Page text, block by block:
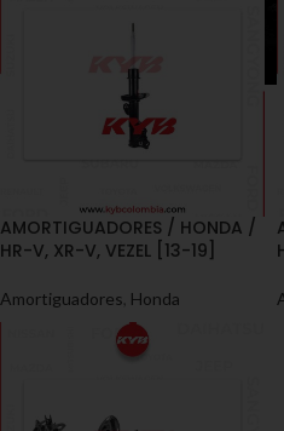
AMORTIGUADORES / HONDA /
HR-V, XR-V, VEZEL [13-19]
Amortiguadores Honda